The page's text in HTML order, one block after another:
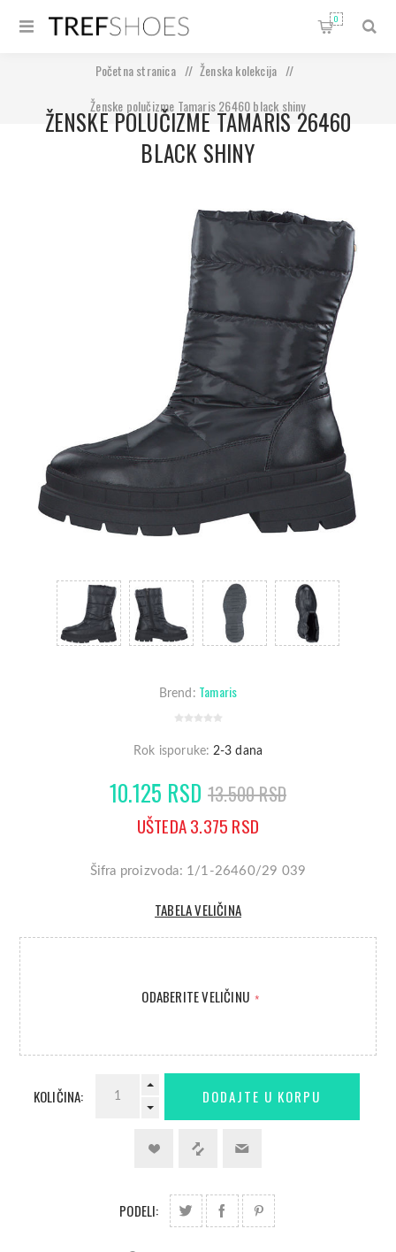
0
Početna stranica / Ženska kolekcija
/
Ženske polučizme Tamaris 26460 black shiny
ŽENSKE POLUČIZME TAMARIS 26460
BLACK SHINY
Brend: Tamaris
Rok isporuke: 2-3 dana
10.125 RSD 13.500 RSD
UŠTEDA 3.375 RSD
Šifra proizvoda: 1/1-26460/29 039
TABELA VELIČINA
ODABERITE VELIČINU *
KOLIČINA:
PODELI: